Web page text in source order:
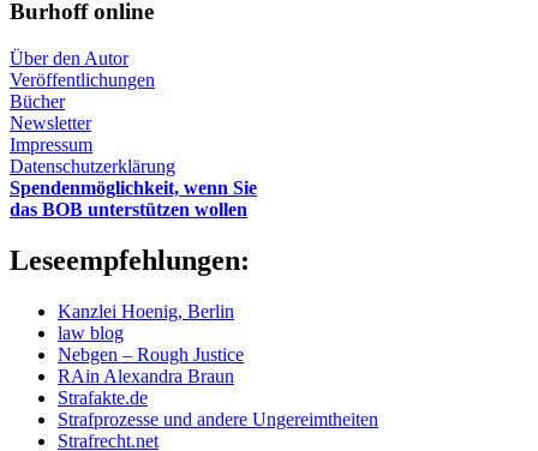
Burhoff online
Über den Autor
Veröffentlichungen
Bücher
Newsletter
Impressum
Datenschutzerklärung
Spendenmöglichkeit, wenn Sie
das BOB unterstützen wollen
Leseempfehlungen:
Kanzlei Hoenig, Berlin
law blog
Nebgen – Rough Justice
RAin Alexandra Braun
Strafakte.de
Strafprozesse und andere Ungereimtheiten
Strafrecht.net